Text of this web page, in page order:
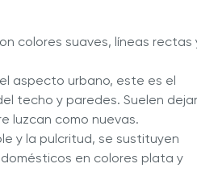
colores suaves, líneas rectas
aspecto urbano, este es el
techo y paredes. Suelen
luzcan como nuevas.
y la pulcritud, se sustituyen
en colores plata y